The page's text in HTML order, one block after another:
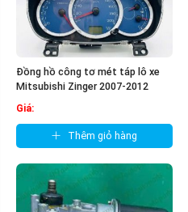
Đồng hồ công tơ mét táp lô xe
Mitsubishi Zinger 2007-2012
Giá:
Thêm giỏ hàng